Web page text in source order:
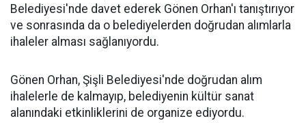
Belediyesi'nde davet ederek Gönen Orhan'ı tanıştırıyor
ve sonrasında da o belediyelerden doğrudan alımlarla
ihaleler alması sağlanıyordu.
Gönen Orhan, Şişli Belediyesi'nde doğrudan alım
ihalelerle de kalmayıp, belediyenin kültür sanat
alanındaki etkinliklerini de organize ediyordu.